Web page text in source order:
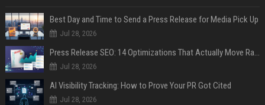
Best Day and Time to Send a Press Release for Media Pick Up
Jul 28, 2026
Press Release SEO: 14 Optimizations That Actually Move Rankings
Jul 28, 2026
AI Visibility Tracking: How to Prove Your PR Got Cited
Jul 28, 2026